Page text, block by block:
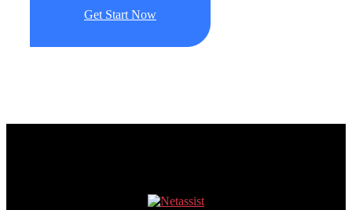
Get Start Now